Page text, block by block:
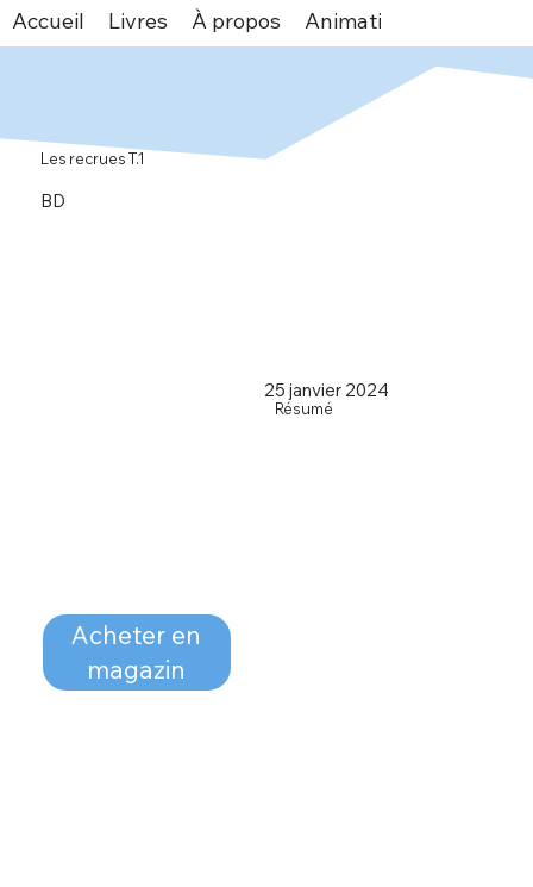
Accueil Livres À propos Animations
Les recrues T.1
BD
Acheter en
magazin
25 janvier 2024
Résumé